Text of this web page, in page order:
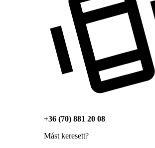
+36 (70) 881 20 08
Mást keresett?